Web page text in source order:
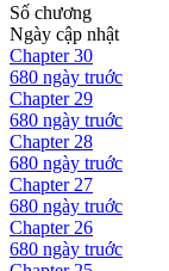
Số chương
Ngày cập nhật
Chapter30
680 ngày truớc
Chapter 29
680 ngày truớc
Chapter 28
680 ngày truớc
Chapter 27
680 ngày truớc
Chapter 26
680 ngày truớc